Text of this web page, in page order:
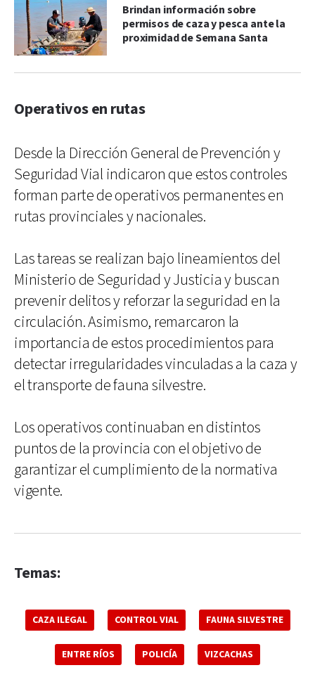
Brindan información sobre
permisos de caza y pesca ante la
proximidad de Semana Santa
Operativos en rutas
Desde la Dirección General de Prevención y
Seguridad Vial indicaron que estos controles
forman parte de operativos permanentes en
rutas provinciales y nacionales.
Las tareas se realizan bajo lineamientos del
Ministerio de Seguridad y Justicia y buscan
prevenir delitos y reforzar la seguridad en la
circulación. Asimismo, remarcaron la
importancia de estos procedimientos para
detectar irregularidades vinculadas a la caza y
el transporte de fauna silvestre.
Los operativos continuaban en distintos
puntos de la provincia con el objetivo de
garantizar el cumplimiento de la normativa
vigente.
Temas:
CAZA ILEGAL CONTROL VIAL FAUNA SILVESTRE
ENTRE RÍOS POLICÍA VIZCACHAS